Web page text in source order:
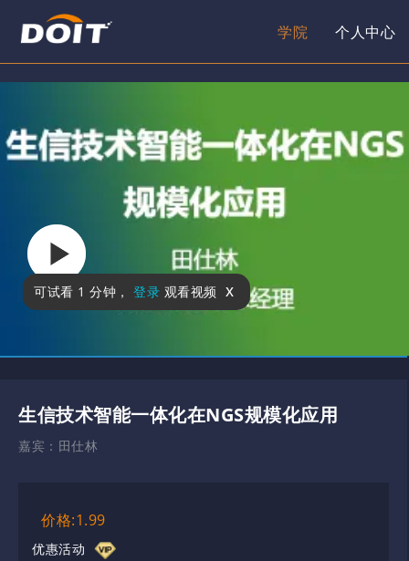
学院 个人中心
可试看 1 分钟 ， 登录 观看视频 x
生信技术智能一体化在NGS规模化应用
嘉宾： 田仕林
价格:1.99
优惠活动